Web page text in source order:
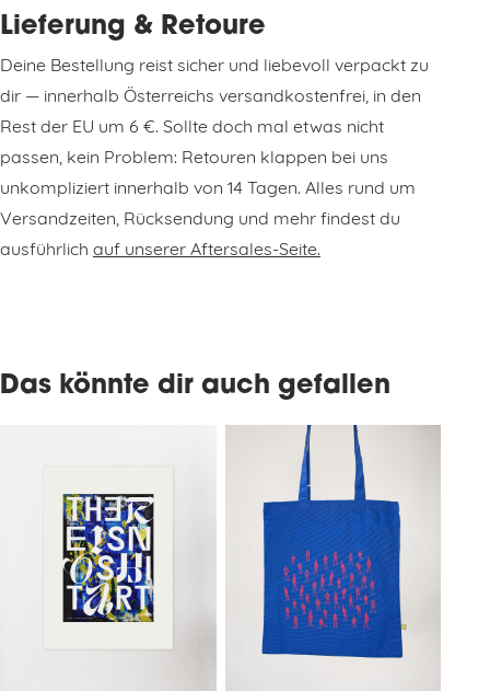
Lieferung & Retoure
Deine Bestellung reist sicher und liebevoll verpackt zu
dir — innerhalb Österreichs versandkostenfrei, in den
Rest der EU um 6 €. Sollte doch mal etwas nicht
passen, kein Problem: Retouren klappen bei uns
unkompliziert innerhalb von 14 Tagen. Alles rund um
Versandzeiten, Rücksendung und mehr findest du
ausführlich auf unserer Aftersales-Seite.
Das könnte dir auch gefallen